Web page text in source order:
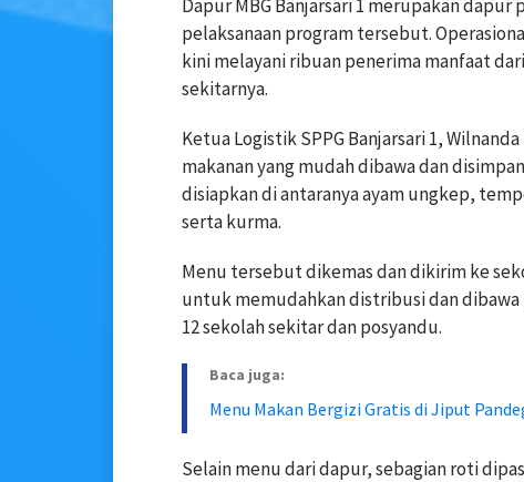
Dapur MBG Banjarsari 1 merupakan
pelaksanaan program tersebut.
kini melayani ribuan penerima manfaat
sekitarnya.
Ketua Logistik SPPG Banjarsari 1,
makanan yang mudah dibawa dan
disiapkan di antaranya ayam ungkep,
serta kurma.
Menu tersebut dikemas dan dikirim ke
untuk memudahkan distribusi dan
12 sekolah sekitar dan posyandu.
Baca juga:
Menu Makan Bergizi Gratis di Jiput
Selain menu dari dapur, sebagian roti